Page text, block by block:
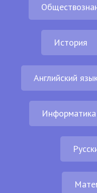
История
Английский
Информатика